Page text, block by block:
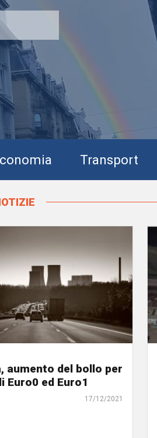
Transport
aumento del bollo per
Euro0 ed Euro1
17/12/2021